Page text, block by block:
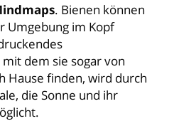
. Bienen können
Umgebung im Kopf
dem sie sogar von
Hause finden, wird durch
die Sonne und ihr